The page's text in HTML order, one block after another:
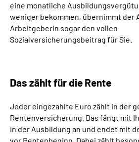
eine monatliche
weniger bekommen, übernimmt der
Arbeitgeberin sogar den vollen
Sozialversicherungsbeitrag für Sie.
Das zählt für die Rente
Jeder eingezahlte Euro zählt in der
Rentenversicherung. Das fängt mit
in der Ausbildung an und endet mit